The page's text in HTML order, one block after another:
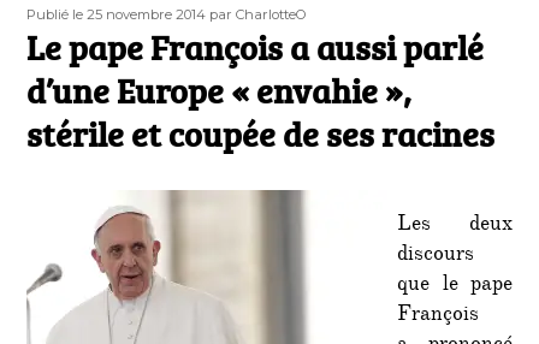
Publié
le
Publié le 25 novembre 2014 Auteur
par CharlotteO
Le pape François a aussi parlé
d’une Europe « envahie »,
stérile et coupée de ses racines
Les deux
discours
que le pape
François